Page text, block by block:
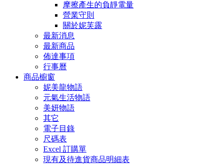
摩擦產生的負靜電量
營業守則
關於妮芙露
最新消息
最新商品
佈達事項
行事曆
商品櫥窗
妮美龍物語
元氣生活物語
美妍物語
其它
電子目錄
尺碼表
Excel 訂購單
現有及待進貨商品明細表